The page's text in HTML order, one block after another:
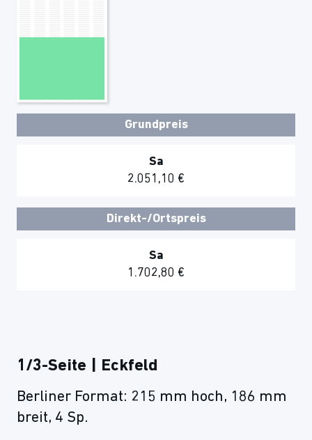
Grundpreis
Sa
2.051,10 €
Direkt-/Ortspreis
Sa
1.702,80 €
1/3-Seite | Eckfeld
Berliner Format: 215 mm hoch, 186 mm
breit, 4 Sp.